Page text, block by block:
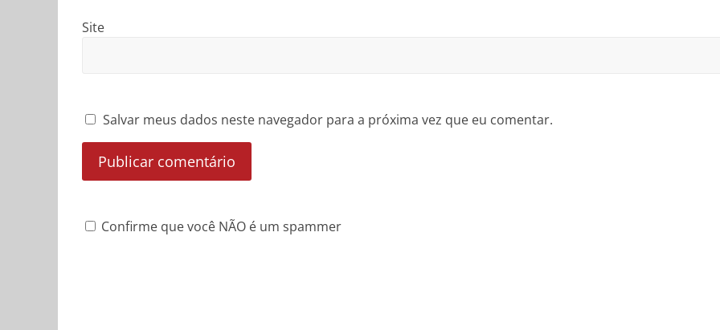
Site
Salvar meus dados neste navegador para a próxima vez que eu comentar.
Confirme que você NÃO é um spammer